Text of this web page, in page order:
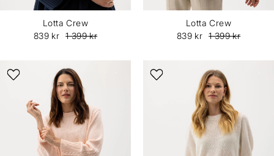
Lotta Crew
839 kr 1 399 kr
Lotta Crew
839 kr 1 399 kr